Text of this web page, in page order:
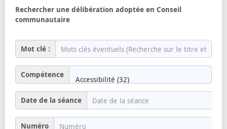
Rechercher une délibération adoptée en Conseil
communautaire
Mot clé :
Compétence
Date de la séance
Numéro